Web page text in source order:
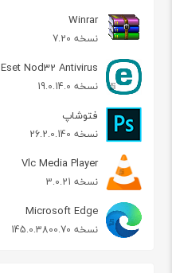
Winrar
نسخه 7.20
Eset Nod32 Antivirus
نسخه 19.0.14.0
فتوشاپ
نسخه 26.2.0.140
Vlc Media Player
نسخه 3.0.21
Microsoft Edge
نسخه 145.0.3800.70